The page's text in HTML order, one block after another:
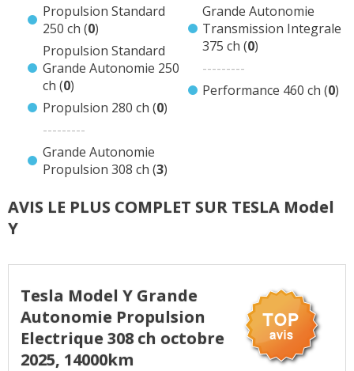
0 avis Model Y Propulsion Electrique 280 ch
Electrique
3 avis Model Y Grande Autonomie Propulsion
Electrique 308 ch Electrique
0 avis Model Y Grande Autonomie Transmission
Integrale Electrique 375 ch Electrique
0 avis Model Y Performance Electrique 460 ch
Electrique
Avis de concurrentes ?
Propulsion Standard
250 ch (0)
Propulsion Standard
Grande Autonomie 250
ch (0)
Propulsion 280 ch (0)
---------
Grande Autonomie
Propulsion 308 ch (3)
Grande Autonomie
Transmission Integrale
375 ch (0)
---------
Performance 460 ch (0)
AVIS LE PLUS COMPLET SUR TESLA Model
Y
Tesla Model Y Grande
Autonomie Propulsion
Electrique 308 ch octobre
2025, 14000km